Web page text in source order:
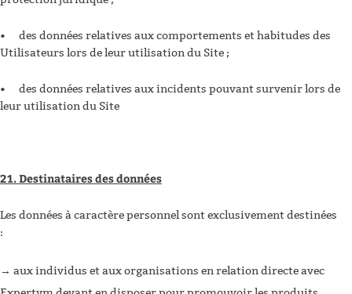
•
des données relatives aux comportements et habitudes des
Utilisateurs lors de leur utilisation du Site ;
•
des données relatives aux incidents pouvant survenir lors de
leur utilisation du Site
21. Destinataires des données
Les données à caractère personnel sont exclusivement destinées
:
aux individus et aux organisations en relation directe avec